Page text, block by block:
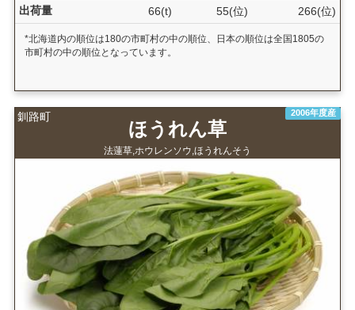
出荷量
66(t) 55(位) 266(位)
*北海道内の順位は180の市町村の中の順位、日本の順位は全国1805の
市町村の中の順位となっています。
釧路町 2006年度産
ほうれん草
法蓮草,ホウレンソウ,ほうれんそう